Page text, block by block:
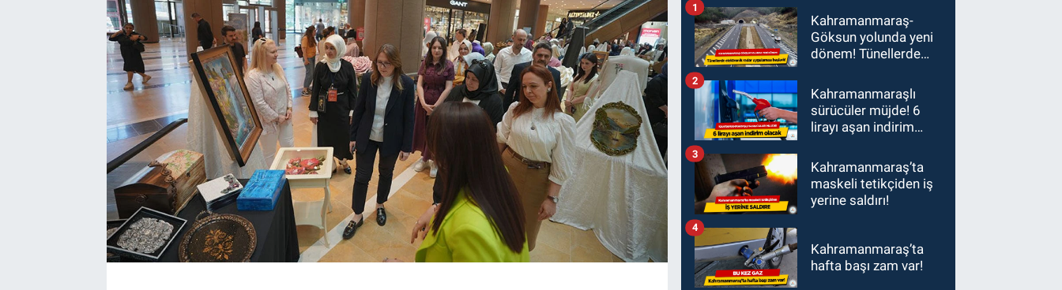
Kahramanmaraş-
Göksun yolunda yeni
dönem! Tünellerde
uygulaması başladı
1
Kahramanmaraşlı
sürücüler müjde! 6
lirayı aşan indirim
2
Kahramanmaraş’ta
maskeli tetikçiden iş
yerine saldırı!
3
Kahramanmaraş’ta
hafta başı zam var!
4